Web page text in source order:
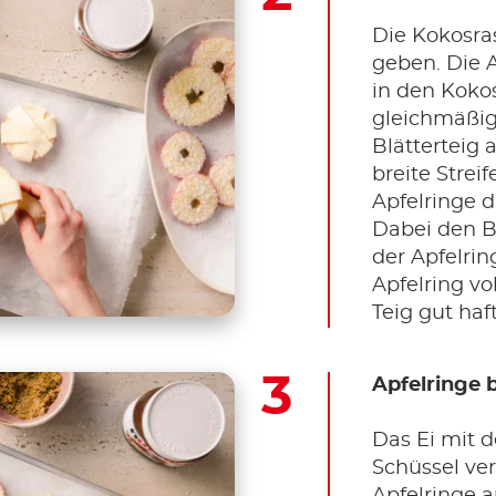
Die
geben. Die
in den
Blätterteig
breite
Apfelringe
Dabei den
der
Apfelring
Teig gut
Apfelringe
Das Ei mit
Schüssel